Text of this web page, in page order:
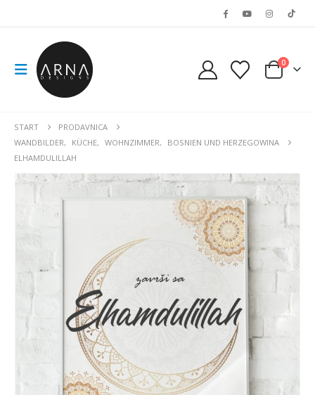
0
START
PRODAVNICA
WANDBILDER, KÜCHE, WOHNZIMMER,
BOSNIEN UND HERZEGOWINA
ELHAMDULILLAH